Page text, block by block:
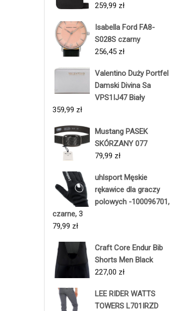
259,99 zł
Isabella Ford FA8-
S028S czarny
256,45 zł
Valentino Duży Portfel
Damski Divina Sa
VPS1IJ47 Biały
359,99 zł
Mustang PASEK
SKÓRZANY 077
79,99 zł
uhlsport Męskie
rękawice dla graczy
polowych -100096701,
czarne, 3
79,99 zł
Craft Core Endur Bib
Shorts Men Black
227,00 zł
LEE RIDER WATTS
TOWERS L701IRZD